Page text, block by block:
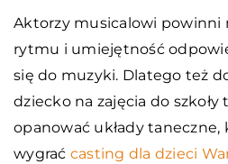
Aktorzy musicalowi powinni
rytmu i umiejętność
się do muzyki. Dlatego też
dziecko na zajęcia do szkoły
opanować układy
wygrać casting dla dzieci